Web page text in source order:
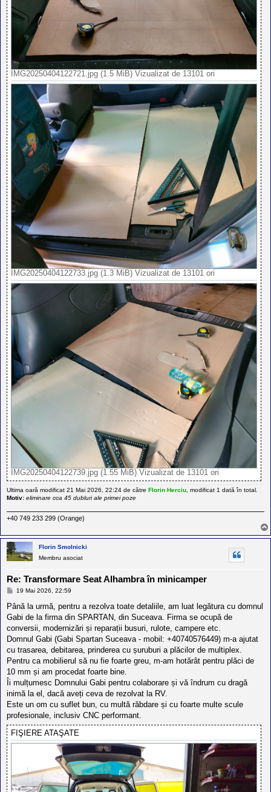
IMG20250404122721.jpg (1.5 MiB) Vizualizat de 13101 ori
IMG20250404122733.jpg (1.3 MiB) Vizualizat de 13101 ori
IMG20250404122739.jpg (1.55 MiB) Vizualizat de 13101 ori
Ultima oară modificat 21 Mai 2026, 22:24 de către Florin Herciu , modificat 1 dată în total.
Motiv: eliminare cca 45 dubluri ale primei poze
+40 749 233 299 (Orange)
Florin Smolnicki
Membru asociat
Re: Transformare Seat Alhambra în minicamper
M
s
j
19 Mai 2026, 22:59
Până la urmă, pentru a rezolva toate detaliile, am luat legătura cu domnul
Gabi de la firma din SPARTAN, din Suceava. Firma se ocupă de
conversii, modernizări și reparații busuri, rulote, campere etc.
Domnul Gabi (Gabi Spartan Suceava - mobil: +40740576449) m-a ajutat
cu trasarea, debitarea, prinderea cu șuruburi a plăcilor de multiplex.
Pentru ca mobilierul să nu fie foarte greu, m-am hotărât pentru plăci de
10 mm și am procedat foarte bine.
Îi mulțumesc Domnului Gabi pentru colaborare și vă îndrum cu dragă
inimă la el, dacă aveți ceva de rezolvat la RV.
Este un om cu suflet bun, cu multă răbdare și cu foarte multe scule
profesionale, inclusiv CNC performant.
FIŞIERE ATAŞATE